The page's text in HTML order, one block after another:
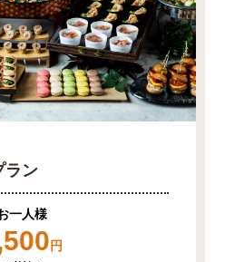
ラン
一人様
円